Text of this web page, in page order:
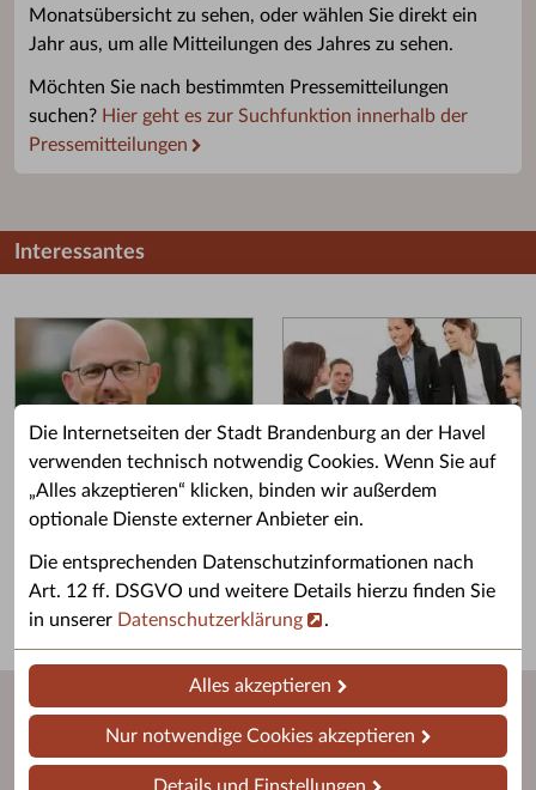
Die Internetseiten der Stadt Brandenburg an der Havel
verwenden technisch notwendig Cookies. Wenn Sie auf
„Alles akzeptieren“ klicken, binden wir außerdem
optionale Dienste externer Anbieter ein.
Die entsprechenden Datenschutzinformationen nach
Art. 12 ff. DSGVO und weitere Details hierzu finden Sie
in unserer Datenschutzerklärung .
Alles akzeptieren
Nur notwendige Cookies akzeptieren
Monatsübersicht zu sehen, oder wählen Sie direkt ein
Jahr aus, um alle Mitteilungen des Jahres zu sehen.
Möchten Sie nach bestimmten Pressemitteilungen
suchen? Hier geht es zur Suchfunktion innerhalb der
Pressemitteilungen
Interessantes
Grußwort des OB